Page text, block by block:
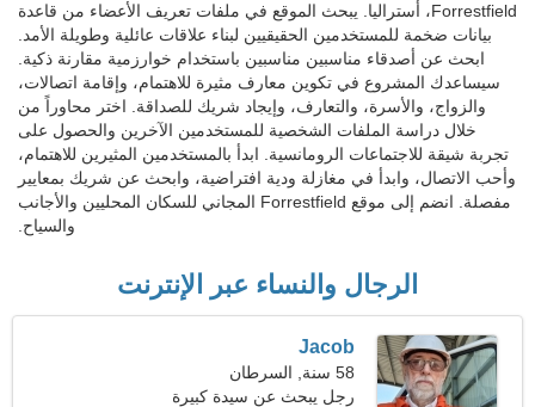
Forrestfield، أستراليا. يبحث الموقع في ملفات تعريف الأعضاء من قاعدة
بيانات ضخمة للمستخدمين الحقيقيين لبناء علاقات عائلية وطويلة الأمد.
ابحث عن أصدقاء مناسبين مناسبين باستخدام خوارزمية مقارنة ذكية.
سيساعدك المشروع في تكوين معارف مثيرة للاهتمام، وإقامة اتصالات،
والزواج، والأسرة، والتعارف، وإيجاد شريك للصداقة. اختر محاوراً من
خلال دراسة الملفات الشخصية للمستخدمين الآخرين والحصول على
تجربة شيقة للاجتماعات الرومانسية. ابدأ بالمستخدمين المثيرين للاهتمام،
وأحب الاتصال، وابدأ في مغازلة ودية افتراضية، وابحث عن شريك بمعايير
مفصلة. انضم إلى موقع Forrestfield المجاني للسكان المحليين والأجانب
والسياح.
الرجال والنساء عبر الإنترنت
Jacob
58 سنة, السرطان
رجل يبحث عن سيدة كبيرة